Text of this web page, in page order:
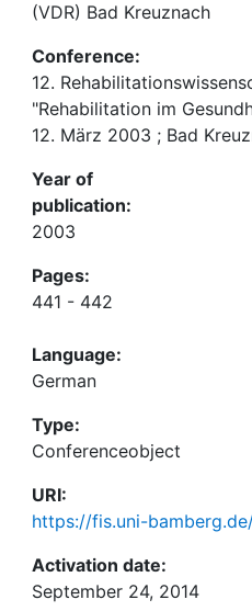
(VDR) Bad Kreuznach
Conference:
12.
"Rehabilitation im
12. März 2003 ; Bad
Year of
publication:
2003
Pages:
441 - 442
Language:
German
Type:
Conferenceobject
URI:
https://fis.uni-
Activation date:
September 24, 2014